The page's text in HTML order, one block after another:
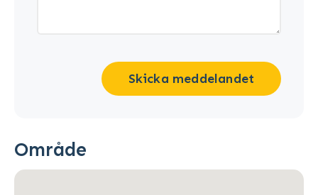
Skicka meddelandet
Område